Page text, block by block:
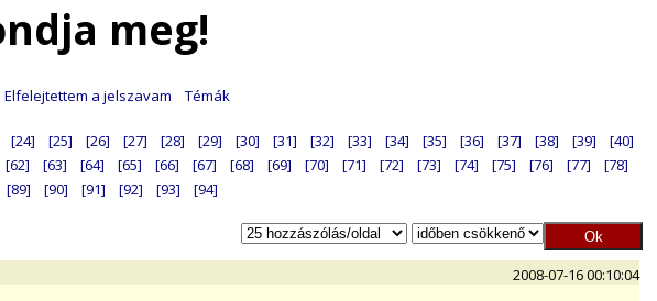
meg!
Elfelejtettem a jelszavam Témák
[24] [25] [26] [27] [28] [29] [30] [31] [32] [33] [34] [35] [36] [37] [38] [39]
[40]
[62] [63] [64] [65] [66] [67] [68] [69] [70] [71] [72] [73] [74] [75] [76] [77]
[78]
[89] [90] [91] [92] [93] [94]
2008-07-16 00:10:04